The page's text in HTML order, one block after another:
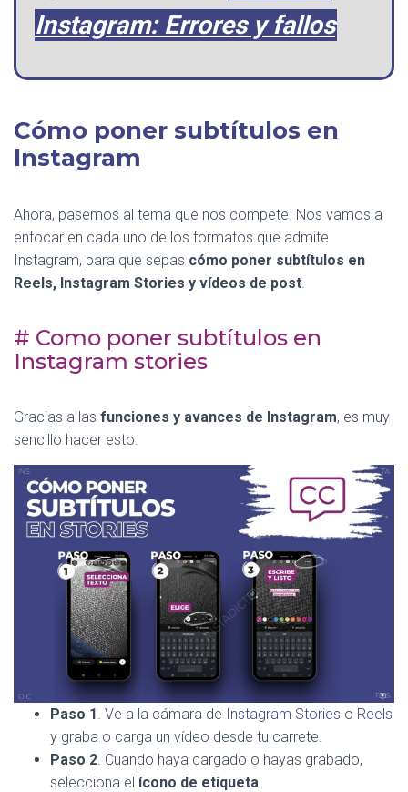
Instagram: Errores y fallos
Cómo poner subtítulos en
Instagram
Ahora, pasemos al tema que nos compete. Nos vamos a
enfocar en cada uno de los formatos que admite
Instagram, para que sepas cómo poner subtítulos en
Reels, Instagram Stories y vídeos de post.
# Como poner subtítulos en
Instagram stories
Gracias a las funciones y avances de Instagram, es muy
sencillo hacer esto.
Paso 1. Ve a la cámara de Instagram Stories o Reels
y graba o carga un vídeo desde tu carrete.
Paso 2. Cuando haya cargado o hayas grabado,
selecciona el ícono de etiqueta.